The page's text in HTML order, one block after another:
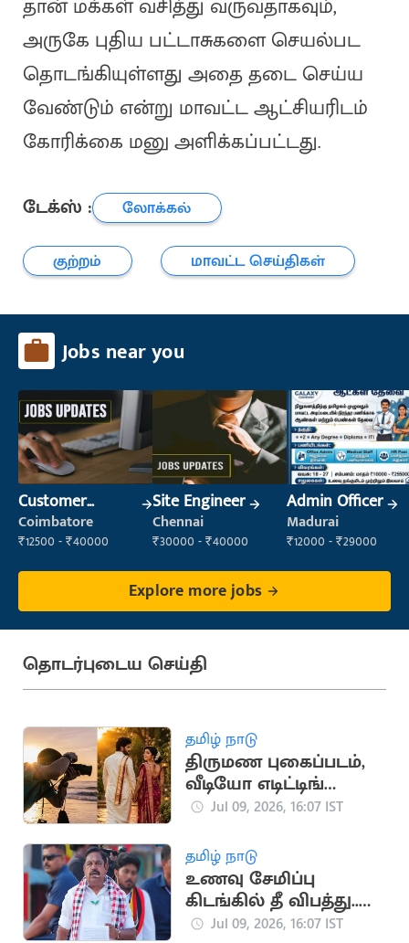
தான் மக்கள் வசித்து வருவதாகவும்,
அருகே புதிய பட்டாசுகளை செயல்பட
தொடங்கியுள்ளது அதை தடை செய்ய
வேண்டும் என்று மாவட்ட ஆட்சியரிடம்
கோரிக்கை மனு அளிக்கப்பட்டது.
டேக்ஸ் :
லோக்கல்
குற்றம்
மாவட்ட செய்திகள்
Jobs near you
Customer
Support Officer
Coimbatore
₹12500 - ₹40000
Site Engineer
Chennai
₹30000 - ₹40000
Admin Officer
Madurai
₹12000 - ₹29000
Explore more jobs
தொடர்புடைய செய்தி
தமிழ் நாடு
திருமண புகைப்படம்,
வீடியோ எடிட்டிங்
பயிற்சி: தமிழக அரசு
Jul 09, 2026, 16:07 IST
தமிழ் நாடு
உணவு சேமிப்பு
கிடங்கில் தீ விபத்து..
விசாரணை நடத்த
Jul 09, 2026, 16:07 IST